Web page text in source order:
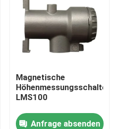
Magnetische
Höhenmessungsschalter
LMS100
Anfrage absenden